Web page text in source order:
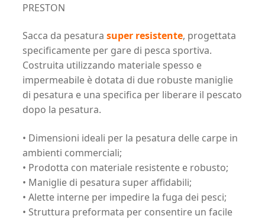
PRESTON
Sacca da pesatura super resistente, progettata
specificamente per gare di pesca sportiva.
Costruita utilizzando materiale spesso e
impermeabile è dotata di due robuste maniglie
di pesatura e una specifica per liberare il pescato
dopo la pesatura.
• Dimensioni ideali per la pesatura delle carpe in
ambienti commerciali;
• Prodotta con materiale resistente e robusto;
• Maniglie di pesatura super affidabili;
• Alette interne per impedire la fuga dei pesci;
• Struttura preformata per consentire un facile